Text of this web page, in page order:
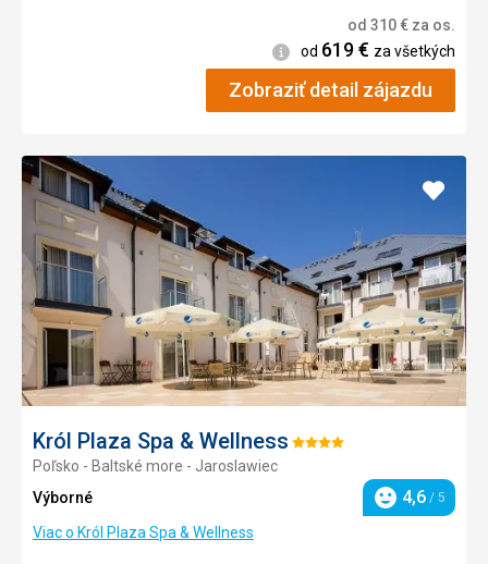
od 310€ za os.
Informácie
od 619€ za všetkých
Zobraziť detail zájazdu
Król Plaza Spa & Wellness Hodnotenie:
Poľsko - Baltské more - Jaroslawiec
Výborné
Hodnotenie
4,6 / 5
Viac o Król Plaza Spa & Wellness
Pridať